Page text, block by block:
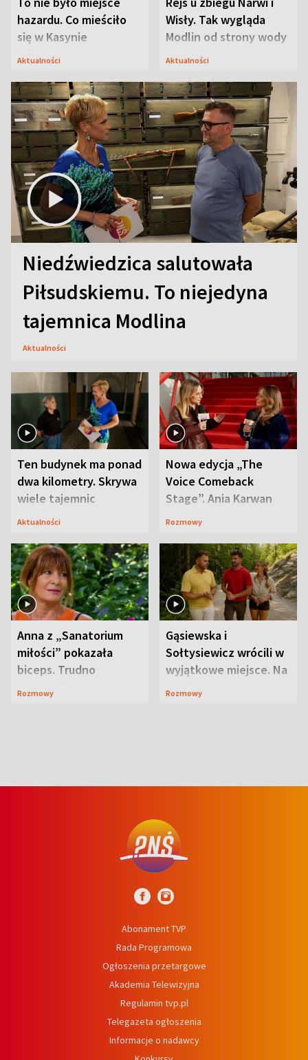
hazardu. Co mieściło
się w Kasynie
Oficerskim?
Aktualności
Wisły. Tak wygląda
Modlin od strony wody
Aktualności
Niedźwiedzica salutowała
Piłsudskiemu. To niejedyna
tajemnica Modlina
Aktualności
Ten budynek ma ponad
dwa kilometry. Skrywa
wiele tajemnic
Aktualności
Nowa edycja „The
Voice Comeback
Stage”. Ania Karwan
zapowiada
Rozmowy
Anna z „Sanatorium
miłości” pokazała
biceps. Trudno
uwierzyć, co przeszła
Rozmowy
Gąsiewska i
Sołtysiewicz wrócili w
wyjątkowe miejsce. Na
szlaku czekał
Rozmowy
Abonament TVP
Rada Programowa
Ogłoszenia przetargowe
Akademia Telewizyjna
Regulamin tvp.pl
Telegazeta ogłoszenia
Informacje o nadawcy